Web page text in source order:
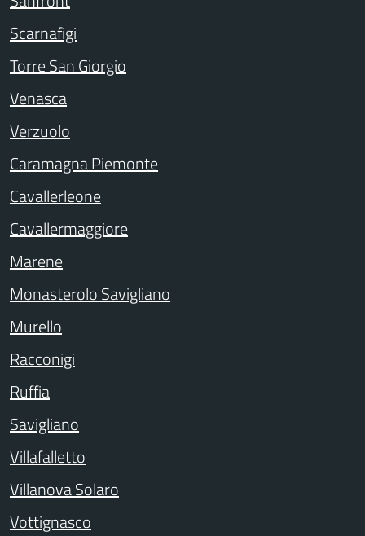
Scarnafigi
Torre San Giorgio
Venasca
Verzuolo
Caramagna Piemonte
Cavallerleone
Cavallermaggiore
Marene
Monasterolo Savigliano
Murello
Racconigi
Ruffia
Savigliano
Villafalletto
Villanova Solaro
Vottignasco